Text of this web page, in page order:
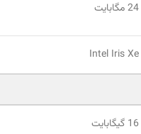
24 مگابایت
Intel Iris Xe
16 گيگابايت